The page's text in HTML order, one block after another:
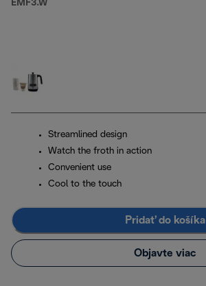
EMF3.W
Streamlined design
Watch the froth in action
Convenient use
Cool to the touch
Pridať do košíka
Objavte viac